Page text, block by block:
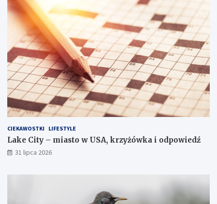
CIEKAWOSTKI LIFESTYLE
Lake City – miasto w USA, krzyżówka i odpowiedź
31 lipca 2026